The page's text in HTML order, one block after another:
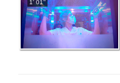
1' 01''